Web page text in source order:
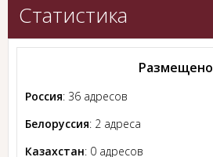
Статистика
Размещено
Россия: 36 адресов
Белоруссия: 2 адреса
Казахстан: 0 адресов